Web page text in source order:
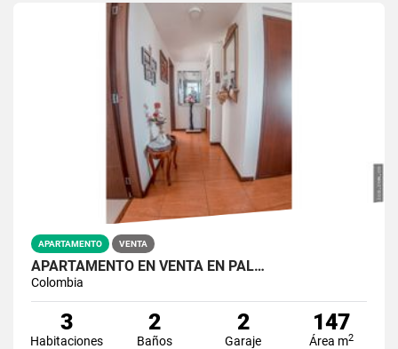
APARTAMENTO VENTA
APARTAMENTO EN VENTA EN PAL…
Colombia
3
Habitaciones
2
Baños
2
Garaje
147
Área m2